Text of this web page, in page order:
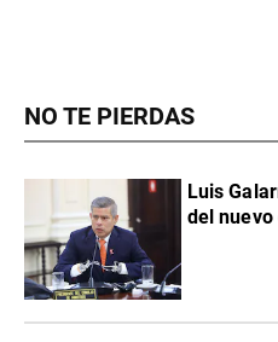
NO TE PIERDAS
Luis
del